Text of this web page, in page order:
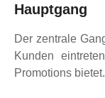
Hauptgang
Der zentrale
Kunden
Promotions bietet.